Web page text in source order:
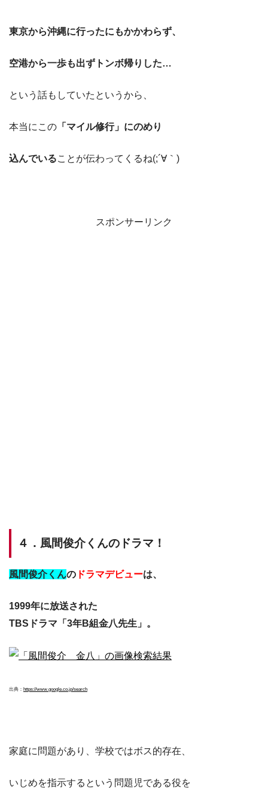
東京から沖縄に行ったにもかかわらず、
空港から一歩も出ずトンボ帰りした…
という話もしていたというから、
本当にこの 「マイル修行」にのめり
込んでいることが伝わってくるね(;´∀｀)
スポンサーリンク
４．風間俊介くんのドラマ！
風間俊介くんの ドラマデビューは、
1999年に放送された
TBSドラマ「3年B組金八先生」。
出典： https://www.google.co.jp/search
家庭に問題があり、学校ではボス的存在、
いじめを指示するという問題児である役を